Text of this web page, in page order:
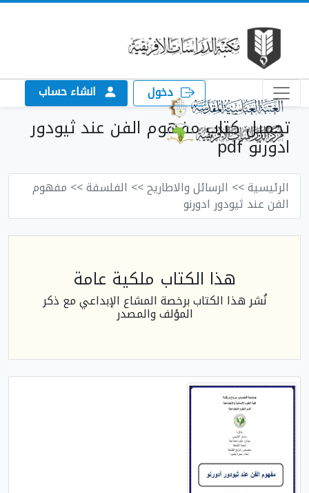
دخول انشاء حساب
تحميل كتاب مفهوم الفن عند ثيودور
ادورنو pdf
الرئيسية>> الرسائل والاطاريح>> الفلسفة>> مفهوم
الفن عند ثيودور ادورنو
هذا الكتاب ملكية عامة
نُشر هذا الكتاب برخصة المشاع الإبداعي مع ذكر
المؤلف والمصدر